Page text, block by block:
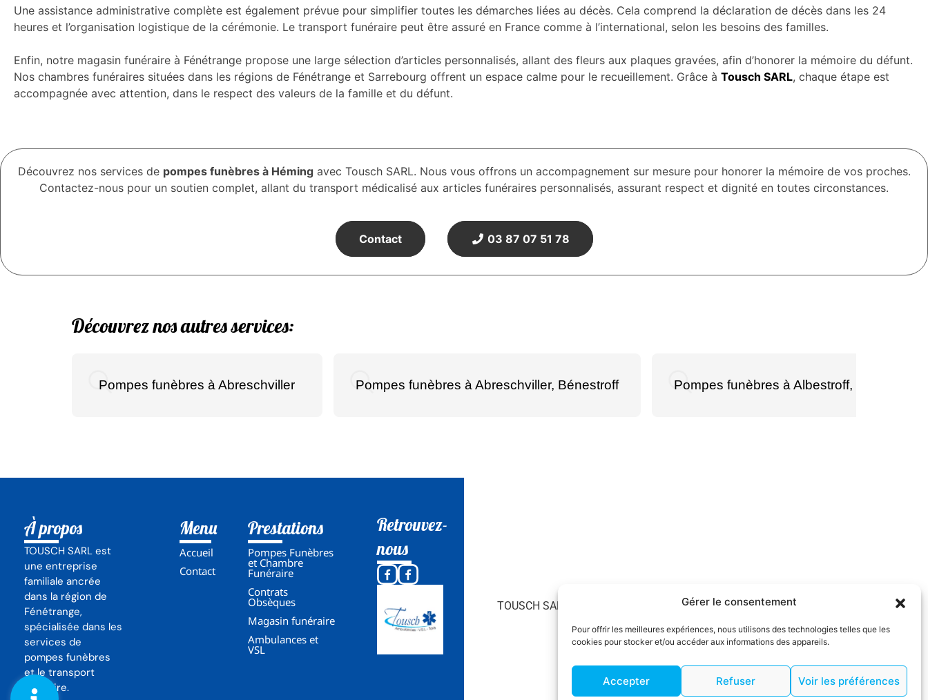
Gérer le consentement
Pour offrir les meilleures expériences, nous utilisons des technologies telles que les
cookies pour stocker et/ou accéder aux informations des appareils.
Accepter Refuser Voir les préférences
Une assistance administrative complète est également prévue pour simplifier toutes les démarches liées au décès. Cela comprend la déclaration de décès dans les 24
heures et l’organisation logistique de la cérémonie. Le transport funéraire peut être assuré en France comme à l’international, selon les besoins des familles.
Enfin, notre magasin funéraire à Fénétrange propose une large sélection d’articles personnalisés, allant des fleurs aux plaques gravées, afin d’honorer la mémoire du défunt.
Nos chambres funéraires situées dans les régions de Fénétrange et Sarrebourg offrent un espace calme pour le recueillement. Grâce à Tousch SARL, chaque étape est
accompagnée avec attention, dans le respect des valeurs de la famille et du défunt.
Découvrez nos services de pompes funèbres à Hémingavec Tousch SARL. Nous vous offrons un accompagnement sur mesure pour honorer la mémoire de vos proches.
Contactez-nous pour un soutien complet, allant du transport médicalisé aux articles funéraires personnalisés, assurant respect et dignité en toutes circonstances.
Contact 03 87 07 51 78
Découvrez nos autres services:
Pompes funèbres à Abreschviller Pompes funèbres à Abreschviller, Bénestroff Pompes funèbres à Albestroff, Mittersheim
À propos
TOUSCH SARL est
une entreprise
familiale ancrée
dans la région de
Fénétrange,
spécialisée dans les
services de
pompes funèbres
et le transport
sanitaire.
Menu
Accueil
Contact
Prestations
Pompes Funèbres
et Chambre
Funéraire
Contrats
Obsèques
Magasin funéraire
Ambulances et
VSL
Retrouvez-
nous
TOUSCH SARL Politique de confidentialité